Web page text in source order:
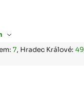
7, Hradec Králové: 49
KONTAKT